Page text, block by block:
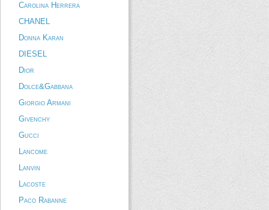
Carolina Herrera
CHANEL
Donna Karan
DIESEL
Dior
Dolce&Gabbana
Giorgio Armani
Givenchy
Gucci
Lancome
Lanvin
Lacoste
Paco Rabanne